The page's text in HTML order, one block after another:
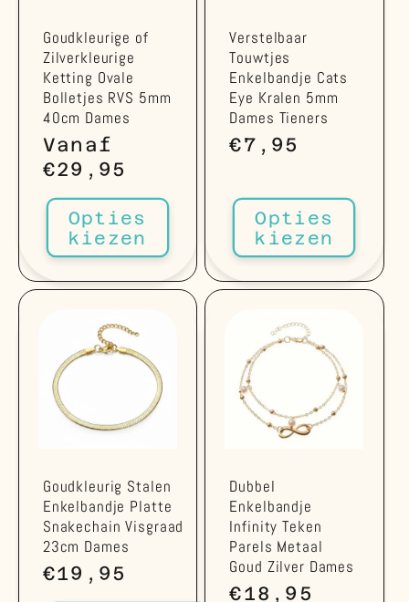
Goudkleurige of
Zilverkleurige
Ketting Ovale
Bolletjes RVS 5mm
40cm Dames
Normale
prijs
Vanaf
€29,95
Opties
kiezen
Verstelbaar
Touwtjes
Enkelbandje Cats
Eye Kralen 5mm
Dames Tieners
Normale
€7,95
Opties
kiezen
Goudkleurig Stalen
Enkelbandje Platte
Snakechain Visgraad
23cm Dames
Normale
€19,95
Dubbel
Enkelbandje
Infinity Teken
Parels Metaal
Goud Zilver Dames
Normale
€18,95